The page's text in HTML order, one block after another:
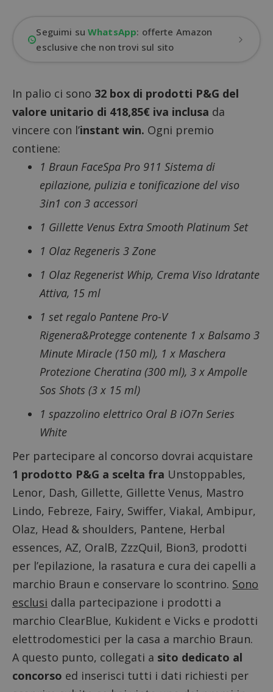
Seguimi suWhatsApp: offerte Amazon
esclusive che non trovi sul sito
In palio ci sono 32 box di prodotti P&G del
valore unitario di 418,85€ iva inclusa da
vincere con l’instant win. Ogni premio
contiene:
1 Braun FaceSpa Pro 911 Sistema di
epilazione, pulizia e tonificazione del viso
3in1 con 3 accessori
1 Gillette Venus Extra Smooth Platinum Set
1 Olaz Regeneris 3 Zone
1 Olaz Regenerist Whip, Crema Viso Idratante
Attiva, 15 ml
1 set regalo Pantene Pro-V
Rigenera&Protegge contenente 1 x Balsamo 3
Minute Miracle (150 ml), 1 x Maschera
Protezione Cheratina (300 ml), 3 x Ampolle
Sos Shots (3 x 15 ml)
1 spazzolino elettrico Oral B iO7n Series
White
Per partecipare al concorso dovrai acquistare
1 prodotto P&G a scelta fra Unstoppables,
Lenor, Dash, Gillette, Gillette Venus, Mastro
Lindo, Febreze, Fairy, Swiffer, Viakal, Ambipur,
Olaz, Head & shoulders, Pantene, Herbal
essences, AZ, OralB, ZzzQuil, Bion3, prodotti
per l’epilazione, la rasatura e cura dei capelli a
marchio Braun e conservare lo scontrino. Sono
esclusi dalla partecipazione i prodotti a
marchio ClearBlue, Kukident e Vicks e prodotti
elettrodomestici per la casa a marchio Braun.
A questo punto, collegati a sito dedicato al
concorso ed inserisci tutti i dati richiesti per